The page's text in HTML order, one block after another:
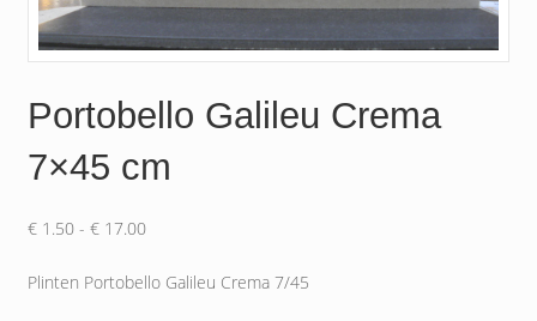
Portobello Galileu Crema
7×45 cm
€1.50 - €17.00Prijsklasse:
tot
Plinten Portobello Galileu Crema 7/45